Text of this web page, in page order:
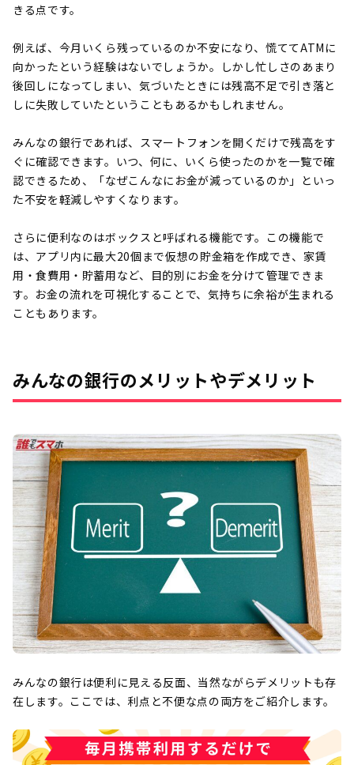
きる点です。
例えば、今月いくら残っているのか不安になり、慌ててATMに
向かったという経験はないでしょうか。しかし忙しさのあまり
後回しになってしまい、気づいたときには残高不足で引き落と
しに失敗していたということもあるかもしれません。
みんなの銀行であれば、スマートフォンを開くだけで残高をす
ぐに確認できます。いつ、何に、いくら使ったのかを一覧で確
認できるため、「なぜこんなにお金が減っているのか」といっ
た不安を軽減しやすくなります。
さらに便利なのはボックスと呼ばれる機能です。この機能で
は、アプリ内に最大20個まで仮想の貯金箱を作成でき、家賃
用・食費用・貯蓄用など、目的別にお金を分けて管理できま
す。お金の流れを可視化することで、気持ちに余裕が生まれる
こともあります。
みんなの銀行のメリットやデメリット
みんなの銀行は便利に見える反面、当然ながらデメリットも存
在します。ここでは、利点と不便な点の両方をご紹介します。